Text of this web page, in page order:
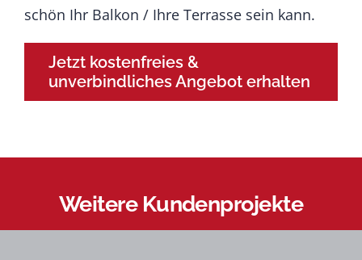
schön Ihr Balkon / Ihre Terrasse sein kann.
Jetzt kostenfreies &
unverbindliches Angebot erhalten
Weitere Kundenprojekte